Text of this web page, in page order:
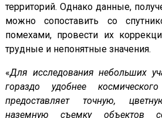
территорий. Однако данные,
можно сопоставить со
помехами, провести их
трудные и непонятные значения.
«Для исследования небольших
гораздо удобнее
предоставляет точную,
наземную съемку объектов